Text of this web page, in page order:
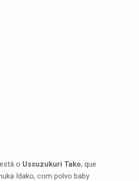
o Ussuzukuri Tako, que
Idako, com polvo baby